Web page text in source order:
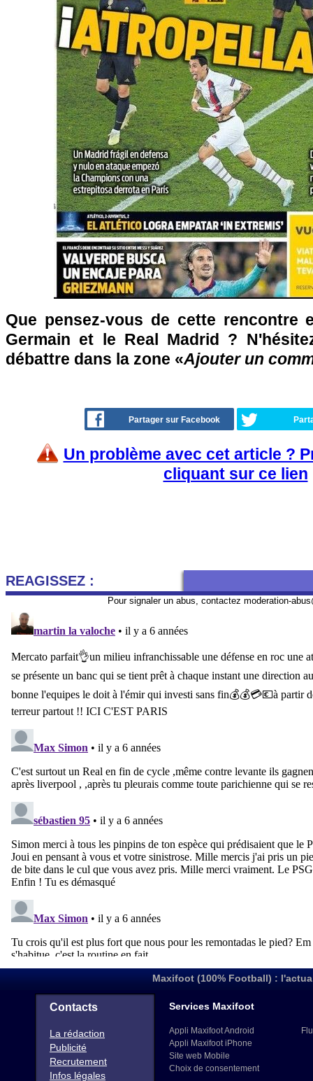
Que pensez-vous de cette rencontre
Germain et le Real Madrid ?
débattre dans la zone «Ajouter un
Partager sur Facebook
Un problème avec cet article ?
cliquant sur ce lien
REAGISSEZ :
Pour signaler un abus, contactez moderation-
Maxifoot (100% Football) :
Contacts
La rédaction
Publicité
Recrutement
Infos légales
Services Maxifoot
Appli Maxifoot Android
Appli Maxifoot iPhone
Site web Mobile
Choix de consentement